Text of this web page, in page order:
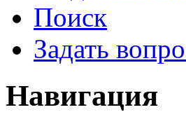
Поиск
Задать
Навигация